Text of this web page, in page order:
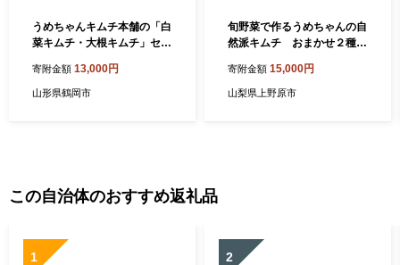
うめちゃんキムチ本舗の「白
菜キムチ・大根キムチ」セッ
寄附金額 13,000円
山形県鶴岡市
旬野菜で作るうめちゃんの自
然派キムチ おまかせ２種
野菜 農薬未使用野菜 韓国料
理 ご飯のお供 プレゼント 贈
寄附金額 15,000円
山梨県上野原市
この自治体のおすすめ返礼品
1 2